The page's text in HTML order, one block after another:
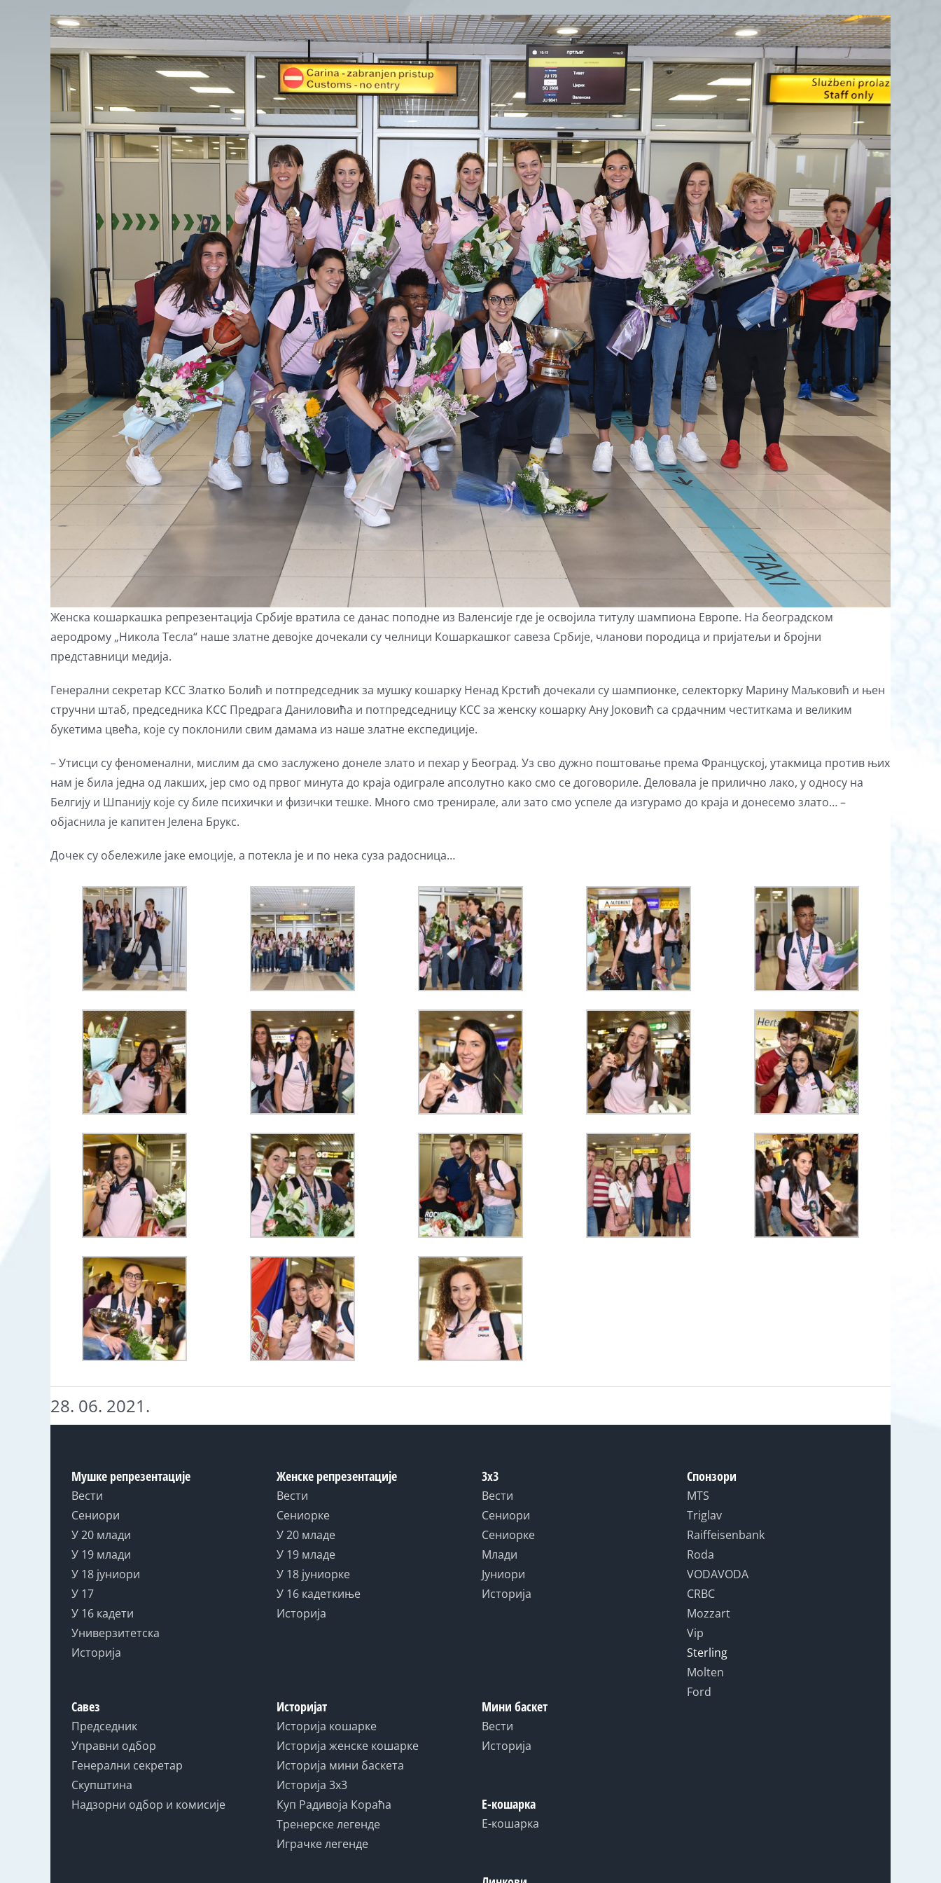
View
Image
Женска кошаркашка репрезентација Србије вратила се данас поподне из Валенсије где је освојила титулу шампиона Европе. На београдском
аеродрому „Никола Тесла“ наше златне девојке дочекали су челници Кошаркашког савеза Србије, чланови породица и пријатељи и бројни
представници медија.
Генерални секретар КСС Златко Болић и потпредседник за мушку кошарку Ненад Крстић дочекали су шампионке, селекторку Марину Маљковић и њен
стручни штаб, председника КСС Предрага Даниловића и потпредседницу КСС за женску кошарку Ану Јоковић са срдачним честиткама и великим
букетима цвећа, које су поклонили свим дамама из наше златне експедиције.
– Утисци су феноменални, мислим да смо заслужено донеле злато и пехар у Београд. Уз сво дужно поштовање према Француској, утакмица против њих
нам је била једна од лакших, јер смо од првог минута до краја одиграле апсолутно како смо се договориле. Деловала је прилично лако, у односу на
Белгију и Шпанију које су биле психички и физички тешке. Много смо тренирале, али зато смо успеле да изгурамо до краја и донесемо злато… –
објаснила је капитен Јелена Брукс.
Дочек су обележиле јаке емоције, а потекла је и по нека суза радосница…
28. 06. 2021.
Мушке репрезентације
Вести
Сениори
У 20 млади
У 19 млади
У 18 јуниори
У 17
У 16 кадети
Универзитетска
Историја
Савез
Председник
Управни одбор
Генерални секретар
Скупштина
Надзорни одбор и комисије
Женске репрезентације
Вести
Сениорке
У 20 младе
У 19 младе
У 18 јуниорке
У 16 кадеткиње
Историја
Историјат
Историја кошарке
Историја женске кошарке
Историја мини баскета
Историја 3x3
Куп Радивоја Кораћа
Тренерске легенде
Играчке легенде
3x3
Вести
Сениори
Сениорке
Млади
Јуниори
Историја
Мини баскет
Вести
Историја
Е-кошарка
Е-кошарка
Спонзори
MTS
Triglav
Raiffeisenbank
Roda
VODAVODA
CRBC
Mozzart
Vip
Sterling
Molten
Ford